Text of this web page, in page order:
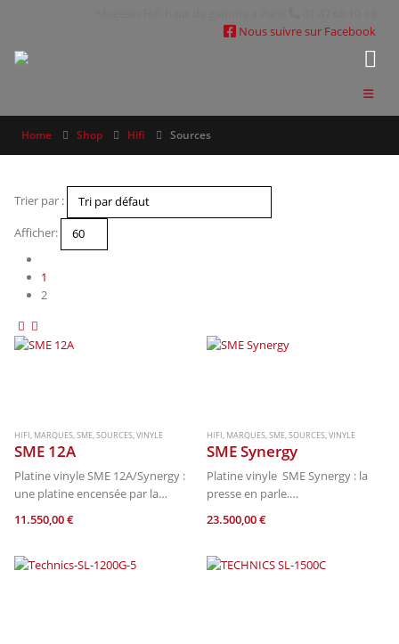
Nous suivre sur Facebook
Home Shop Hifi Sources
Trier par :
Afficher:
1
2
HIFI, MARQUES,SME,SOURCES,VINYLE
SME 12A
Platine vinyle SME 12A/Synergy :
une platine encensée par la
Après un changement de
britannique emblématique prend
11.550,00€
HIFI, MARQUES,SME,SOURCES,VINYLE
SME Synergy
Platine vinyle SME Synergy : la
presse en parle.
propriétaire, cette marque
une nouvelle direction avec les
23.500,00€